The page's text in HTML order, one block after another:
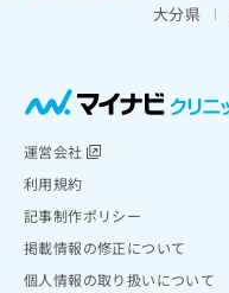
大分県
運営会社
利用規約
記事制作ポリシー
掲載情報の修正について
個人情報の取り扱いについて